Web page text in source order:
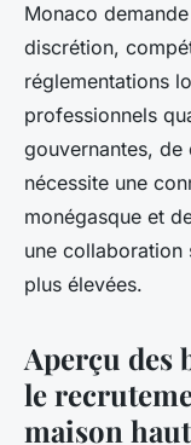
Monaco
discrétion,
réglementations
professionnels
gouvernantes, de
nécessite une
monégasque et
une collaboration
plus élevées.
Aperçu des
le
maison